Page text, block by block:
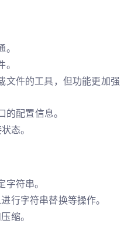
文件的工具，但功能更加强
的配置信息。
态。
符串。
行字符串替换等操作。
缩。